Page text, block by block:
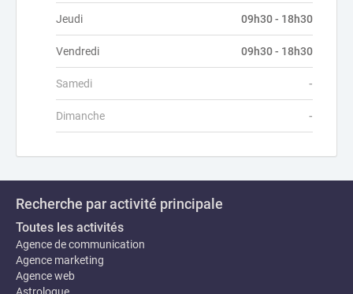
Jeudi 09h30 - 18h30
Vendredi 09h30 - 18h30
Samedi -
Dimanche -
Recherche par activité principale
Toutes les activités
Agence de communication
Agence marketing
Agence web